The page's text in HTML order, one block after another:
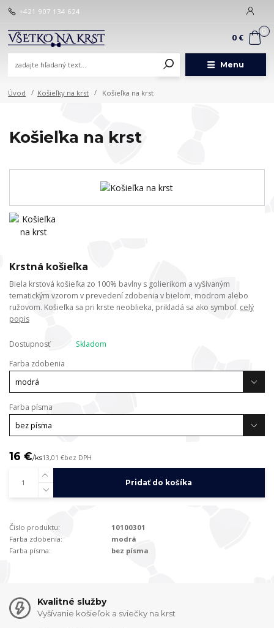
Menu
+421 907 134 624
0
0 €
Úvod Košieľky na krst Košieľka na krst
Košieľka na krst
Krstná košieľka
Biela krstová košieľka zo 100% bavlny s golierikom a vyšívaným
tematickým vzorom v prevedení zdobenia v bielom, modrom alebo
ružovom. Košieľka sa pri krste neoblieka, prikladá sa ako symbol. celý
popis
Dostupnosť
Skladom
Farba zdobenia
Farba písma
16 €/ks13,01 €bez DPH
Pridať do košíka
Číslo produktu:
10100301
Farba zdobenia:
modrá
Farba písma:
bez písma
Kvalitné služby
Vyšívanie košieľok a sviečky na krst